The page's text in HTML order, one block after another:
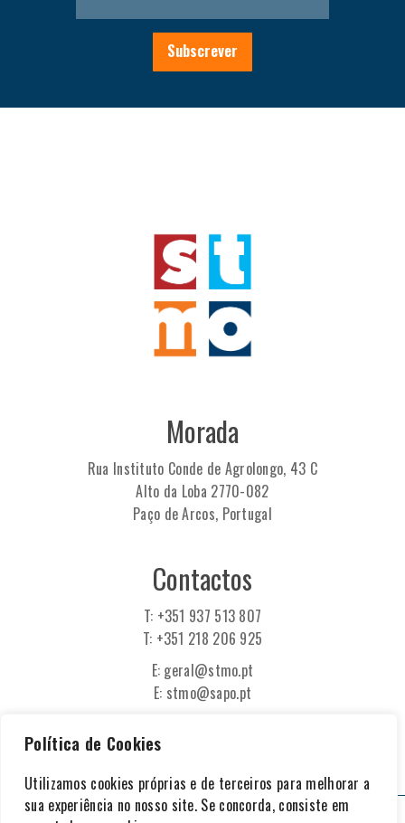
Política de Cookies
Utilizamos cookies próprias e de terceiros para melhorar a
sua experiência no nosso site. Se concorda, consiste em
Morada
Rua Instituto Conde de Agrolongo, 43 C
Alto da Loba 2770-082
Paço de Arcos, Portugal
Contactos
T: +351 937 513 807
T: +351 218 206 925
E: geral@stmo.pt
E: stmo@sapo.pt